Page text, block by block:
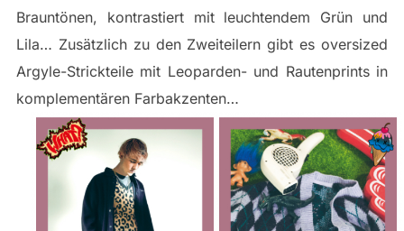
Brauntönen, kontrastiert mit leuchtendem Grün und
Lila… Zusätzlich zu den Zweiteilern gibt es oversized
Argyle-Strickteile mit Leoparden- und Rautenprints in
komplementären Farbakzenten…